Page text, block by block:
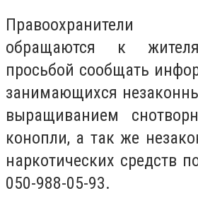
Правоохранители
обращаются к
просьбой сообщать
занимающихся
выращиванием
конопли, а так же
наркотических средств
050-988-05-93.